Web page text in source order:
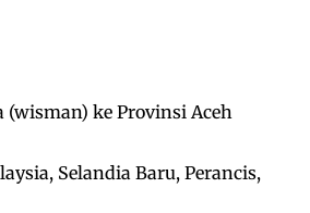
(wisman) ke Provinsi Aceh
Selandia Baru, Perancis,